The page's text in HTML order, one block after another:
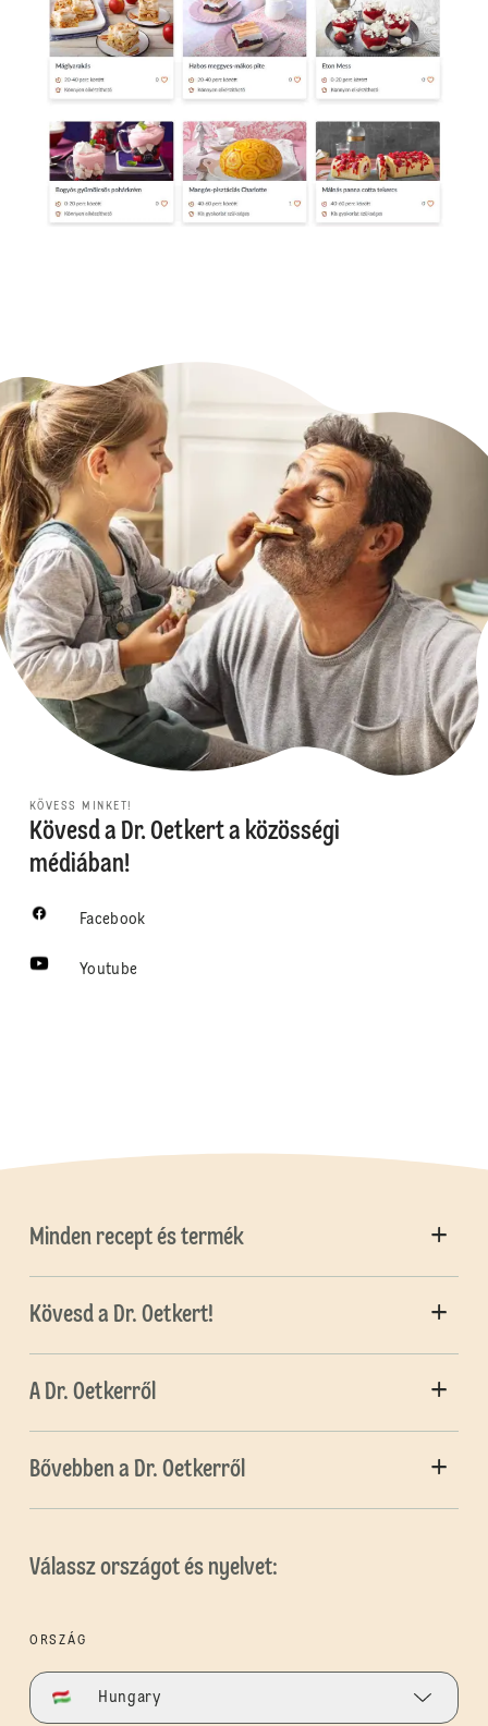
KÖVESS MINKET!
Kövesd a Dr. Oetkert a közösségi
médiában!
Facebook
Youtube
Minden recept és termék
Kövesd a Dr. Oetkert!
A Dr. Oetkerről
Bővebben a Dr. Oetkerről
Válassz országot és nyelvet:
ORSZÁG
Hungary